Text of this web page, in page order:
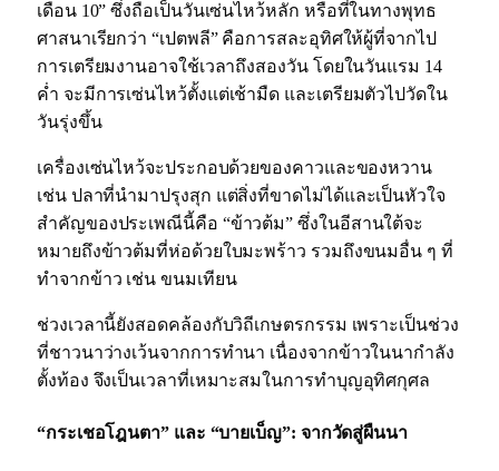
เดือน 10” ซึ่งถือเป็นวันเซ่นไหว้หลัก หรือที่ในทางพุทธ
ศาสนาเรียกว่า “เปตพลี” คือการสละอุทิศให้ผู้ที่จากไป
การเตรียมงานอาจใช้เวลาถึงสองวัน โดยในวันแรม 14
ค่ำ จะมีการเซ่นไหว้ตั้งแต่เช้ามืด และเตรียมตัวไปวัดใน
วันรุ่งขึ้น
เครื่องเซ่นไหว้จะประกอบด้วยของคาวและของหวาน
เช่น ปลาที่นำมาปรุงสุก แต่สิ่งที่ขาดไม่ได้และเป็นหัวใจ
สำคัญของประเพณีนี้คือ “ข้าวต้ม” ซึ่งในอีสานใต้จะ
หมายถึงข้าวต้มที่ห่อด้วยใบมะพร้าว รวมถึงขนมอื่น ๆ ที่
ทำจากข้าว เช่น ขนมเทียน
ช่วงเวลานี้ยังสอดคล้องกับวิถีเกษตรกรรม เพราะเป็นช่วง
ที่ชาวนาว่างเว้นจากการทำนา เนื่องจากข้าวในนากำลัง
ตั้งท้อง จึงเป็นเวลาที่เหมาะสมในการทำบุญอุทิศกุศล
“กระเชอโฎนตา” และ “บายเบ็ญ”: จากวัดสู่ผืนนา